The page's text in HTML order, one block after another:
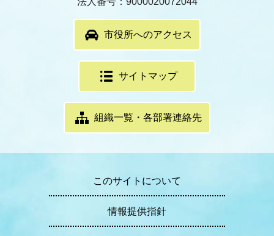
市役所へのアクセス
サイトマップ
組織一覧・各部署連絡先
このサイトについて
情報提供指針